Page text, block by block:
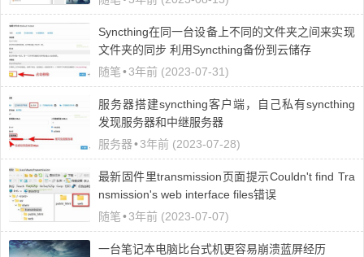
Syncthing在同一台设备上不同的文件夹之间来实现
文件夹的同步 利用Syncthing备份到云储存
随笔•3年前 (2023-07-31)
服务器搭建syncthing客户端，自己私有syncthing
发现服务器和中继服务器
服务器•3年前 (2023-07-28)
最新固件里transmission页面提示Couldn't find Tra
nsmission's web interface files错误
随笔•3年前 (2023-07-07)
一台笔记本电脑比台式机更容易崩溃蓝屏经历